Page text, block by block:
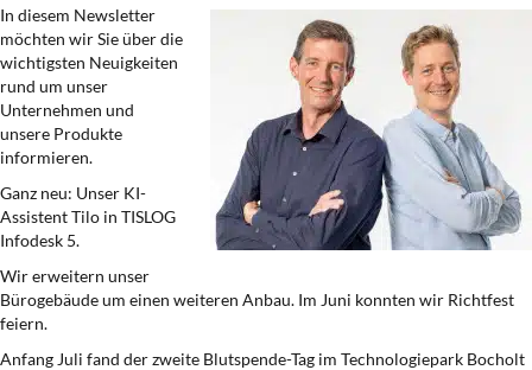
In diesem Newsletter
möchten wir Sie über die
wichtigsten Neuigkeiten
rund um unser
Unternehmen und
unsere Produkte
informieren.
Ganz neu: Unser KI-
Assistent Tilo in TISLOG
Infodesk 5.
Wir erweitern unser
Bürogebäude um einen weiteren Anbau. Im Juni konnten wir Richtfest
feiern.
Anfang Juli fand der zweite Blutspende-Tag im Technologiepark Bocholt